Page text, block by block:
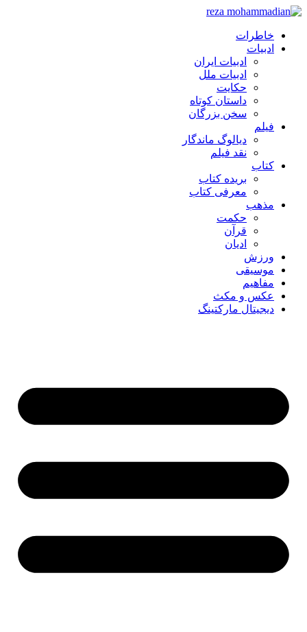
خاطرات
ادبیات
ادبیات ایران
ادبیات ملل
حکایت
داستان کوتاه
سخن بزرگان
فیلم
دیالوگ ماندگار
نقد فیلم
کتاب
بریده کتاب
معرفی کتاب
مذهب
حکمت
قرآن
ادیان
ورزش
موسیقی
مفاهیم
عکس و مکث
دیجیتال مارکتینگ